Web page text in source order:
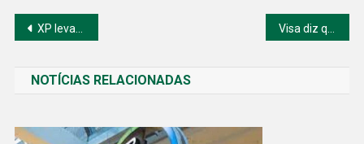
Navegação
Post
XP levanta US$ 200 milhões para seu primeiro SPAC
NOTÍCIAS RELACIONADAS